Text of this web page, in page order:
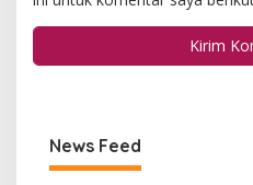
News Feed